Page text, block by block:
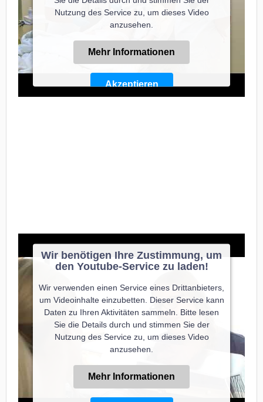
Nutzung des Service zu, um dieses Video
anzusehen.
Mehr Informationen
Akzeptieren
Wir benötigen Ihre Zustimmung, um
den Youtube-Service zu laden!
Wir verwenden einen Service eines Drittanbieters,
um Videoinhalte einzubetten. Dieser Service kann
Daten zu Ihren Aktivitäten sammeln. Bitte lesen
Sie die Details durch und stimmen Sie der
Nutzung des Service zu, um dieses Video
anzusehen.
Mehr Informationen